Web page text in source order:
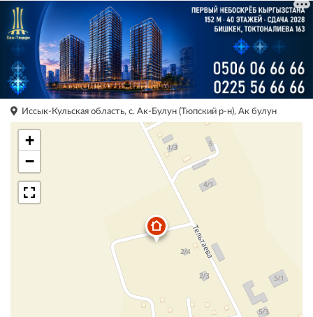
Иссык-Кульская область, с. Ак-Булун (Тюпский р-н), Ак булун
+
−